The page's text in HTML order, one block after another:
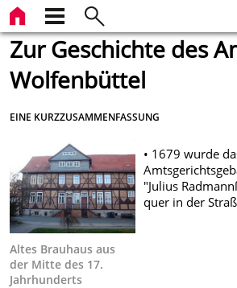
Zur Geschichte des
Wolfenbüttel
EINE KURZZUSAMMENFASSUNG
Altes Brauhaus aus
der Mitte des 17.
Jahrhunderts
• 1679 wurde
"Julius
quer in der